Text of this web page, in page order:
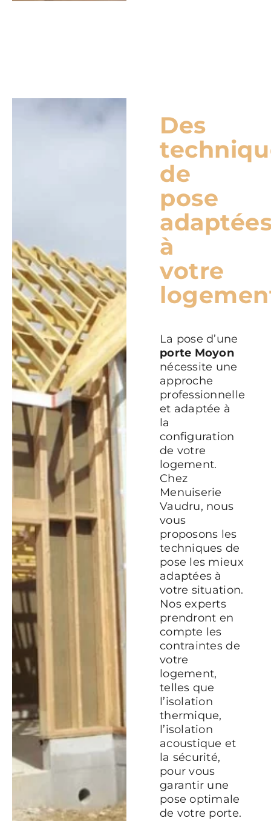
Des
de
pose
à
votre
La pose d’une
porte Moyon
nécessite une
approche
professionnelle
et adaptée à
la
configuration
de votre
logement.
Chez
Menuiserie
Vaudru, nous
vous
proposons les
techniques de
pose les mieux
adaptées à
votre situation.
Nos experts
prendront en
compte les
contraintes de
votre
logement,
telles que
l’isolation
thermique,
l’isolation
acoustique et
la sécurité,
pour vous
garantir une
pose optimale
de votre porte.